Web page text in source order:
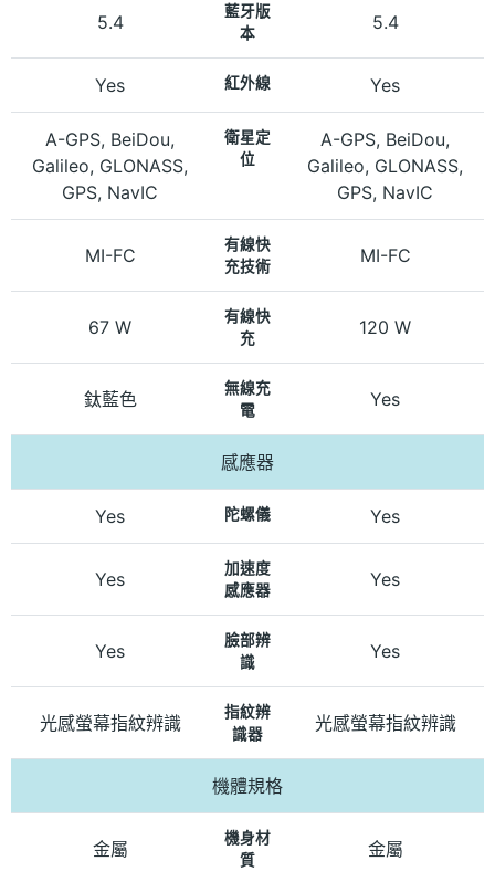
5.4
藍牙版
本
5.4
Yes 紅外線 Yes
A-GPS, BeiDou,
Galileo, GLONASS,
GPS, NavIC
衛星定
位
A-GPS, BeiDou,
Galileo, GLONASS,
GPS, NavIC
MI-FC
有線快
充技術
MI-FC
67 W
有線快
充
120 W
鈦藍色
無線充
電
Yes
感應器
Yes 陀螺儀 Yes
Yes
加速度
感應器
Yes
Yes
臉部辨
識
Yes
光感螢幕指紋辨識
指紋辨
識器
光感螢幕指紋辨識
機體規格
金屬
機身材
質
金屬